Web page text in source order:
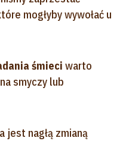
mogłyby wywołać u
śmieci warto
smyczy lub
jest nagłą zmianą